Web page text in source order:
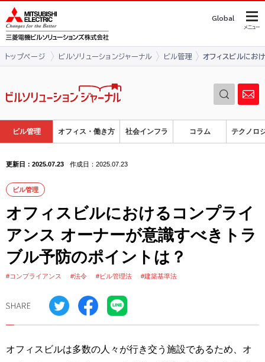
Global
メニュー
トップページ ビルソリューションジャーナル ビル管理 オフィスビルにお
ビル管理 オフィス・働き方 社会インフラ コラム テクノロ
更新日：2025.07.23 作成日：2025.07.23
ビル管理
オフィスビルにおけるコンプライ
アンス オーナーが意識すべきトラ
ブル予防のポイントは？
#コンプライアンス #法令 #ビル管理法 #建築基準法
オフィスビルは多数の人々が行き交う施設であるため、オ